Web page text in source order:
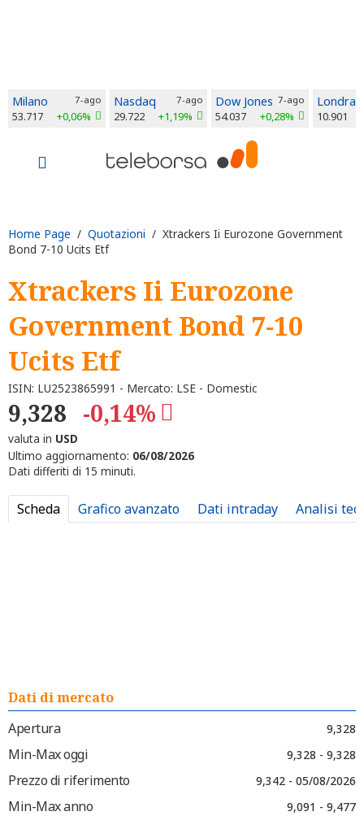
Milano 7-ago
53.717 +0,06%
Nasdaq 7-ago
29.722 +1,19%
Dow Jones 7-ago
54.037 +0,28%
Londra
10.901
Home Page / Quotazioni / Xtrackers Ii Eurozone Government
Bond 7-10 Ucits Etf
Xtrackers Ii Eurozone
Government Bond 7-10
Ucits Etf
ISIN: LU2523865991 - Mercato: LSE - Domestic
9,328 -0,14%
valuta in USD
Ultimo aggiornamento: 06/08/2026
Dati differiti di 15 minuti.
Scheda Grafico avanzato Dati intraday Analisi
Dati di mercato
Apertura
9,328
Min-Max oggi 9,328 - 9,328
Prezzo di riferimento 9,342 - 05/08/2026
Min-Max anno 9,091 - 9,477